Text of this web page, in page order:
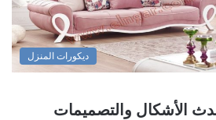
ديكورات المنزل
الأشكال والتصميمات